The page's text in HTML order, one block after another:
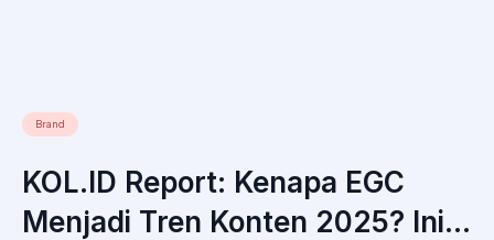
Brand
KOL.ID Report: Kenapa EGC
Menjadi Tren Konten 2025? Ini